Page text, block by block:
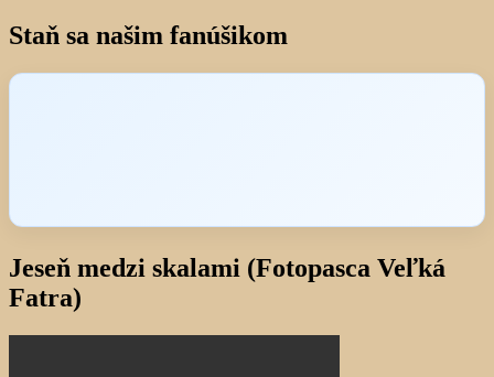
Staň sa našim fanúšikom
Jeseň medzi skalami (Fotopasca Veľká
Fatra)